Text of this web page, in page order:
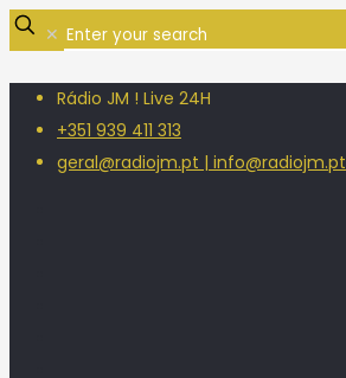
✕
Rádio JM ! Live 24H
+351 939 411 313
geral@radiojm.pt | info@radiojm.pt